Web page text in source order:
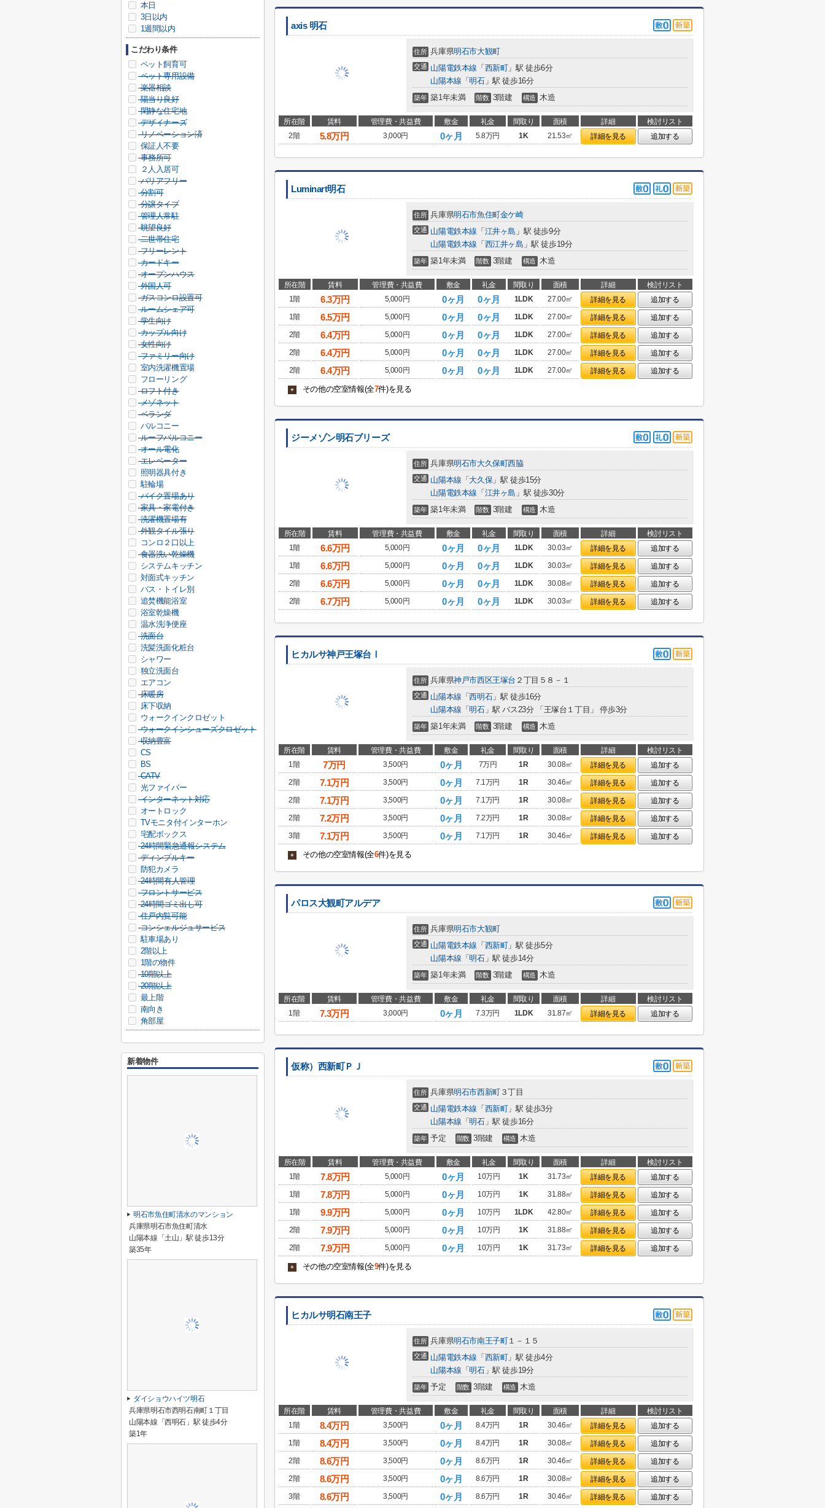
axis 明石
住所 兵庫県明石市大観町
交通 山陽電鉄本線 「 西新町」駅 徒歩6分
山陽本線 「明石」駅 徒歩16分
築年 築1年未満 階数 3階建 構造 木造
所在階 賃料 管理費・共益費 敷金 礼金 間取り 面積 詳細
検討リスト
2階
5.8万円 3,000円 0ヶ月 5.8万円 1K 21.53㎡ 詳細を見る 追加する
Luminart明石
住所 兵庫県明石市魚住町金ケ崎
交通 山陽電鉄本線 「 江井ヶ島 」駅 徒歩9分
山陽電鉄本線 「 西江井ヶ島 」駅 徒歩19分
築年 築1年未満 階数 3階建 構造 木造
所在階 賃料 管理費・共益費 敷金 礼金 間取り 面積 詳細
検討リスト
1階
6.3万円 5,000円 0ヶ月 0ヶ月 1LDK 27.00㎡ 詳細を見る
追加する
1階
6.5万円 5,000円 0ヶ月 0ヶ月 1LDK 27.00㎡ 詳細を見る
追加する
2階
6.4万円 5,000円 0ヶ月 0ヶ月 1LDK 27.00㎡ 詳細を見る
追加する
2階
6.4万円 5,000円 0ヶ月 0ヶ月 1LDK 27.00㎡ 詳細を見る
追加する
2階
6.4万円 5,000円 0ヶ月 0ヶ月 1LDK 27.00㎡ 詳細を見る 追加する
+ その他の空室情報(全7件)を見る
ジーメゾン明石ブリーズ
住所 兵庫県明石市大久保町西脇
交通 山陽本線 「 大久保」駅 徒歩15分
山陽電鉄本線 「 江井ヶ島 」駅 徒歩30分
築年 築1年未満 階数 3階建 構造 木造
所在階 賃料 管理費・共益費 敷金 礼金 間取り 面積 詳細
検討リスト
1階
6.6万円 5,000円 0ヶ月 0ヶ月 1LDK 30.03㎡ 詳細を見る
追加する
1階
6.6万円 5,000円 0ヶ月 0ヶ月 1LDK 30.03㎡ 詳細を見る
追加する
2階
6.6万円 5,000円 0ヶ月 0ヶ月 1LDK 30.08㎡ 詳細を見る
追加する
2階
6.7万円 5,000円 0ヶ月 0ヶ月 1LDK 30.03㎡ 詳細を見る 追加する
ヒカルサ神戸王塚台Ⅰ
住所 兵庫県神戸市西区王塚台 ２丁目５８－１
交通 山陽本線 「西明石」駅 徒歩16分
山陽本線 「明石」駅 バス23分 「王塚台１丁目」 停歩3分
築年 築1年未満 階数 3階建 構造 木造
所在階 賃料 管理費・共益費 敷金 礼金 間取り 面積 詳細
検討リスト
1階
7万円 3,500円 0ヶ月 7万円 1R 30.08㎡ 詳細を見る
追加する
2階
7.1万円 3,500円 0ヶ月 7.1万円 1R 30.46㎡ 詳細を見る
追加する
2階
7.1万円 3,500円 0ヶ月 7.1万円 1R 30.08㎡ 詳細を見る
追加する
2階
7.2万円 3,500円 0ヶ月 7.2万円 1R 30.08㎡ 詳細を見る
追加する
3階
7.1万円 3,500円 0ヶ月 7.1万円 1R 30.46㎡ 詳細を見る 追加する
+ その他の空室情報(全6件)を見る
パロス大観町アルデア
住所 兵庫県明石市大観町
交通 山陽電鉄本線 「 西新町」駅 徒歩5分
山陽本線 「明石」駅 徒歩14分
築年 築1年未満 階数 3階建 構造 木造
所在階 賃料 管理費・共益費 敷金 礼金 間取り 面積 詳細
検討リスト
1階
7.3万円 3,000円 0ヶ月 7.3万円 1LDK 31.87㎡ 詳細を見る 追加する
仮称）西新町ＰＪ
住所 兵庫県明石市西新町３丁目
交通 山陽電鉄本線 「 西新町」駅 徒歩3分
山陽本線 「明石」駅 徒歩16分
築年 予定 階数 3階建 構造 木造
所在階 賃料 管理費・共益費 敷金 礼金 間取り 面積 詳細
検討リスト
1階
7.8万円 5,000円 0ヶ月 10万円 1K 31.73㎡ 詳細を見る
追加する
1階
7.8万円 5,000円 0ヶ月 10万円 1K 31.88㎡ 詳細を見る
追加する
1階
9.9万円 5,000円 0ヶ月 10万円 1LDK 42.80㎡ 詳細を見る
追加する
2階
7.9万円 5,000円 0ヶ月 10万円 1K 31.88㎡ 詳細を見る
追加する
2階
7.9万円 5,000円 0ヶ月 10万円 1K 31.73㎡ 詳細を見る 追加する
+ その他の空室情報(全9件)を見る
ヒカルサ明石南王子
住所 兵庫県明石市南王子町１－１５
交通 山陽電鉄本線 「 西新町」駅 徒歩4分
山陽本線 「明石」駅 徒歩19分
築年 予定 階数 3階建 構造 木造
所在階 賃料 管理費・共益費 敷金 礼金 間取り 面積 詳細
検討リスト
1階
8.4万円 3,500円 0ヶ月 8.4万円 1R 30.46㎡ 詳細を見る
追加する
1階
8.4万円 3,500円 0ヶ月 8.4万円 1R 30.08㎡ 詳細を見る
追加する
2階
8.6万円 3,500円 0ヶ月 8.6万円 1R 30.46㎡ 詳細を見る
追加する
2階
8.6万円 3,500円 0ヶ月 8.6万円 1R 30.08㎡ 詳細を見る
追加する
3階
8.6万円 3,500円 0ヶ月 8.6万円 1R 30.46㎡ 詳細を見る 追加する
本日
3日以内
1週間以内
こだわり条件
ペット飼育可
ペット専用設備
楽器相談
陽当り良好
閑静な住宅地
デザイナーズ
リノベーション済
保証人不要
事務所可
２人入居可
バリアフリー
分割可
分譲タイプ
管理人常駐
眺望良好
二世帯住宅
フリーレント
カードキー
オープンハウス
外国人可
ガスコンロ設置可
ルームシェア可
学生向け
カップル向け
女性向け
ファミリー向け
室内洗濯機置場
フローリング
ロフト付き
メゾネット
ベランダ
バルコニー
ルーフバルコニー
オール電化
エレベーター
照明器具付き
駐輪場
バイク置場あり
家具・家電付き
洗濯機置場有
外観タイル張り
コンロ２口以上
食器洗い乾燥機
システムキッチン
対面式キッチン
バス・トイレ別
追焚機能浴室
浴室乾燥機
温水洗浄便座
洗面台
洗髪洗面化粧台
シャワー
独立洗面台
エアコン
床暖房
床下収納
ウォークインクロゼット
ウォークインシューズクロゼット
収納豊富
CS
BS
CATV
光ファイバー
インターネット対応
オートロック
TVモニタ付インターホン
宅配ボックス
24時間緊急通報システム
ディンプルキー
防犯カメラ
24時間有人管理
フロントサービス
24時間ゴミ出し可
住戸内覧可能
コンシェルジュサービス
駐車場あり
2階以上
1階の物件
10階以上
20階以上
最上階
南向き
角部屋
新着物件
明石市魚住町清水のマンション
兵庫県明石市魚住町清水
山陽本線「土山」駅 徒歩13分
築35年
ダイショウハイツ明石
兵庫県明石市西明石南町１丁目
山陽本線「西明石」駅 徒歩4分
築1年